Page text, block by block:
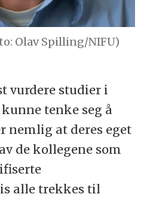
Olav Spilling/NIFU)
vurdere studier i
tenke seg å
nemlig at deres eget
de kollegene som
alle trekkes til